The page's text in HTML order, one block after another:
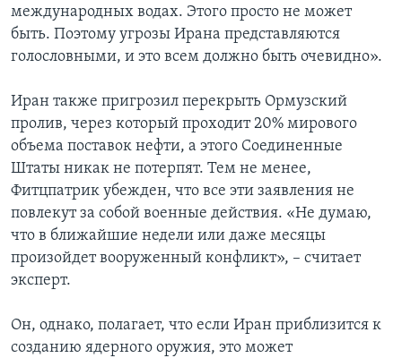
международных водах. Этого просто не может
быть. Поэтому угрозы Ирана представляются
голословными, и это всем должно быть очевидно».
Иран также пригрозил перекрыть Ормузский
пролив, через который проходит 20% мирового
объема поставок нефти, а этого Соединенные
Штаты никак не потерпят. Тем не менее,
Фитцпатрик убежден, что все эти заявления не
повлекут за собой военные действия. «Не думаю,
что в ближайшие недели или даже месяцы
произойдет вооруженный конфликт», – считает
эксперт.
Он, однако, полагает, что если Иран приблизится к
созданию ядерного оружия, это может